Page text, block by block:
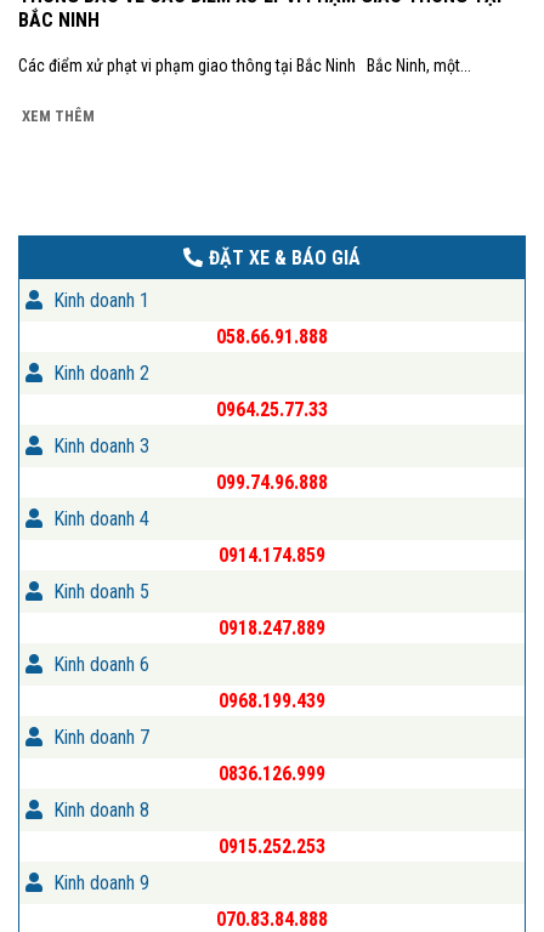
BẮC NINH
Các điểm xử phạt vi phạm giao thông tại Bắc Ninh Bắc Ninh, một...
XEM THÊM
ĐẶT XE & BÁO GIÁ
Kinh doanh 1
058.66.91.888
Kinh doanh 2
0964.25.77.33
Kinh doanh 3
099.74.96.888
Kinh doanh 4
0914.174.859
Kinh doanh 5
0918.247.889
Kinh doanh 6
0968.199.439
Kinh doanh 7
0836.126.999
Kinh doanh 8
0915.252.253
Kinh doanh 9
070.83.84.888